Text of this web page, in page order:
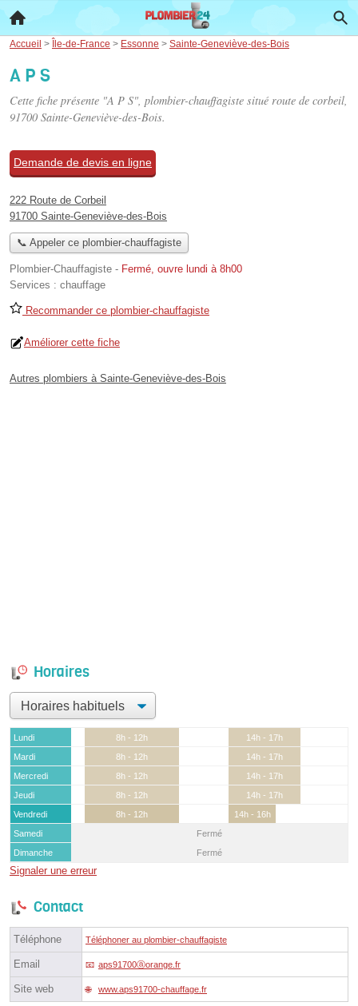
Accueil > Île-de-France > Essonne > Sainte-Geneviève-des-Bois
A P S
Cette fiche présente "A P S", plombier-chauffagiste situé route de corbeil,
91700 Sainte-Geneviève-des-Bois.
Demande de devis en ligne
222 Route de Corbeil
91700 Sainte-Geneviève-des-Bois
📞 Appeler ce plombier-chauffagiste
Plombier-Chauffagiste - Fermé, ouvre lundi à 8h00
Services : chauffage
Recommander ce plombier-chauffagiste
Améliorer cette fiche
Autres plombiers à Sainte-Geneviève-des-Bois
Horaires
Lundi 8h - 12h
14h - 17h
Mardi
8h - 12h
14h - 17h
Mercredi
8h - 12h
14h - 17h
Jeudi
8h - 12h
14h - 17h
Vendredi
8h - 12h
14h - 16h
Samedi
Fermé
Dimanche
Fermé
Signaler une erreur
Contact
Téléphone Téléphoner au plombier-chauffagiste
Email aps91700ⓐorange.fr
Site web www.aps91700-chauffage.fr